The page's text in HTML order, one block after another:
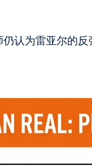
认为雷亚尔的